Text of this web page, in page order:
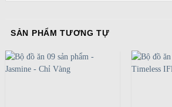
SẢN PHẨM TƯƠNG TỰ